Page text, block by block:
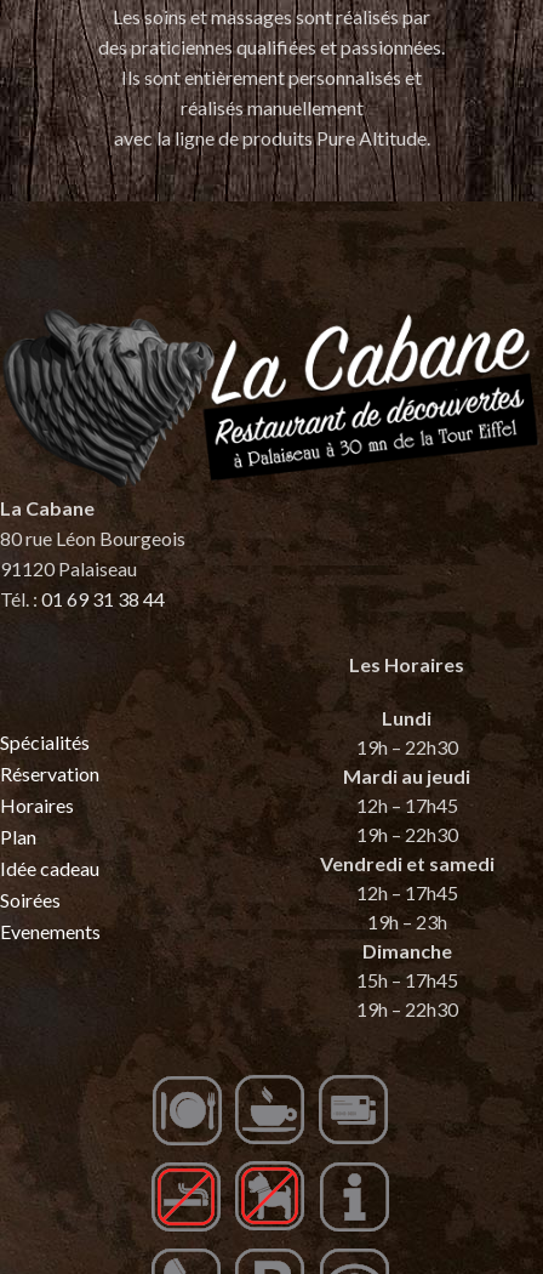
Les soins et massages sont réalisés par
des praticiennes qualifiées et passionnées.
Ils sont entièrement personnalisés et
réalisés manuellement
avec la ligne de produits Pure Altitude.
La Cabane
80 rue Léon Bourgeois
91120 Palaiseau
Tél. : 01 69 31 38 44
Spécialités
Réservation
Horaires
Plan
Idée cadeau
Soirées
Evenements
Les Horaires
Lundi
19h – 22h30
Mardi au jeudi
12h – 17h45
19h – 22h30
Vendredi et samedi
12h – 17h45
19h – 23h
Dimanche
15h – 17h45
19h – 22h30